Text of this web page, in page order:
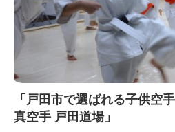
「戸田市で選ばれる子供空
真空手 戸田道場」